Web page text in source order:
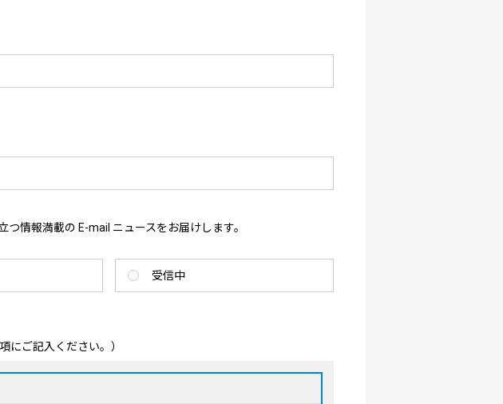
情報満載の E-mail ニュースをお届けします。
受信中
にご記入ください。）